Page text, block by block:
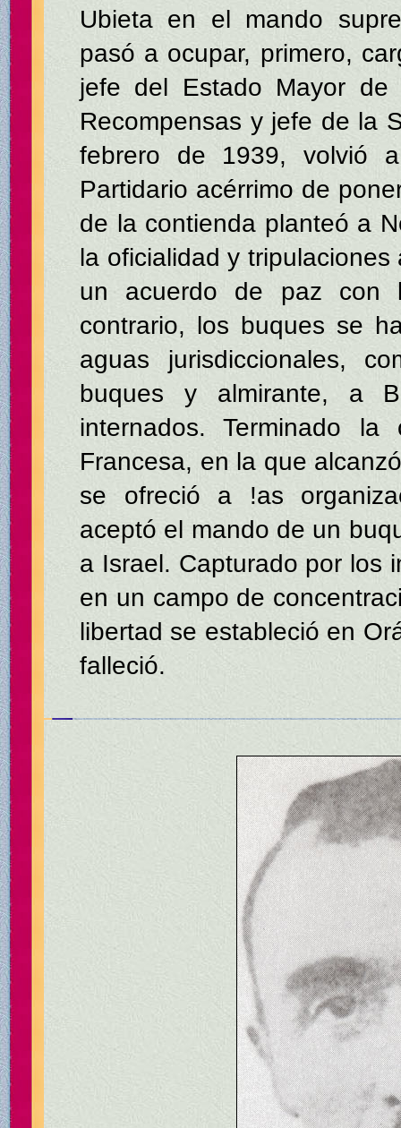
Ubieta en el mando
pasó a ocupar, primero,
jefe del Estado Mayor
Recompensas y jefe de la
febrero de 1939, volvió
Partidario acérrimo de
de la contienda planteó a
la oficialidad y
un acuerdo de paz con
contrario, los buques se
aguas jurisdiccionales,
buques y almirante, a
internados. Terminado
Francesa, en la que
se ofreció a !as
aceptó el mando de un
a Israel. Capturado por los
en un campo de
libertad se estableció en
falleció.